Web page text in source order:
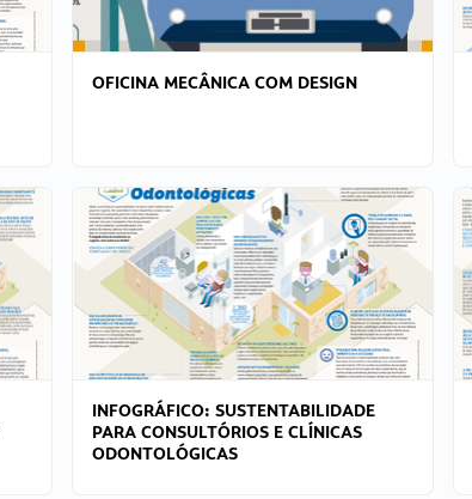
OFICINA MECÂNICA COM DESIGN
INFOGRÁFICO: SUSTENTABILIDADE
PARA CONSULTÓRIOS E CLÍNICAS
ODONTOLÓGICAS